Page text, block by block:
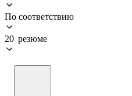
По соответствию
20 резюме